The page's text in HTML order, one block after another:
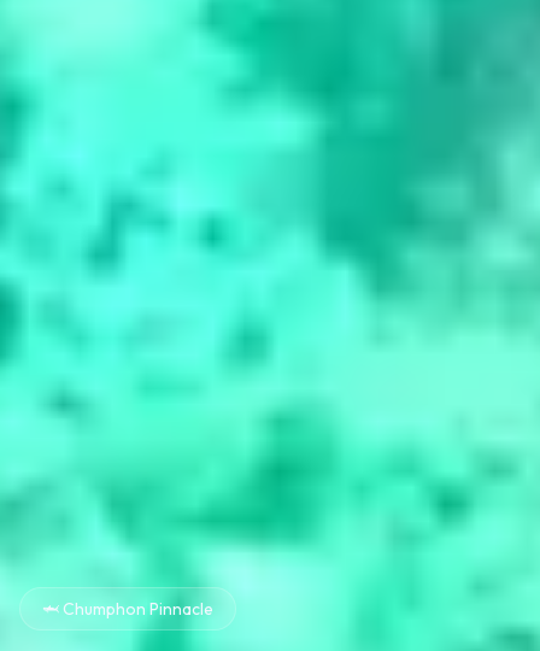
🦈 Chumphon Pinnacle